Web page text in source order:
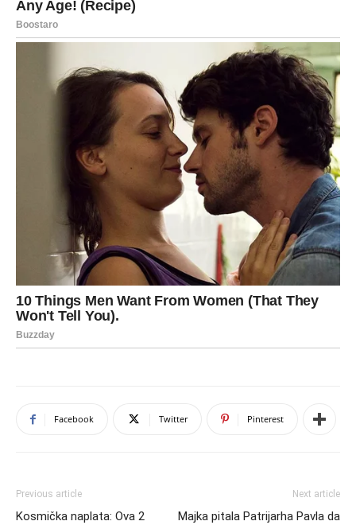
Facebook Twitter Pinterest
Previous article
Kosmička naplata: Ova 2
Next article
Majka pitala Patrijarha Pavla da